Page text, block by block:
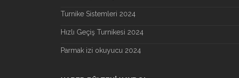
Turnike Sistemleri 2024
Hızlı Geçiş Turnikesi 2024
Parmak izi okuyucu 2024